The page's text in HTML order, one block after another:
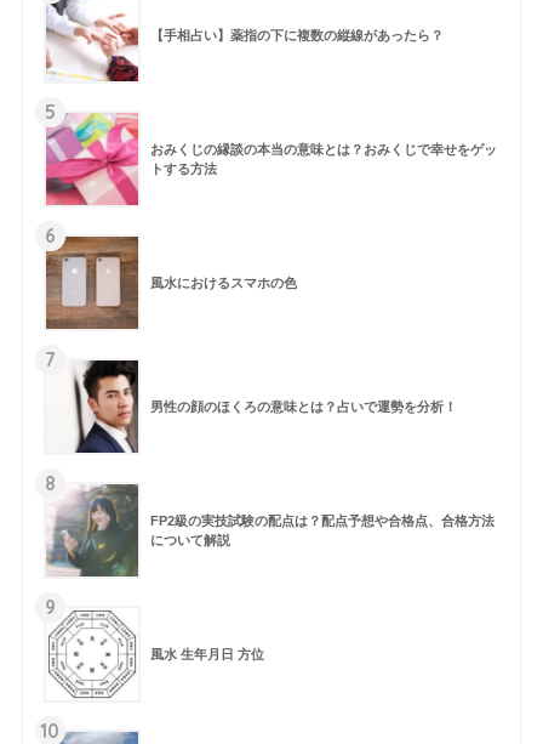
【手相占い】薬指の下に複数の縦線があったら？
5
おみくじの縁談の本当の意味とは？おみくじで幸せをゲッ
トする方法
6
風水におけるスマホの色
7
男性の顔のほくろの意味とは？占いで運勢を分析！
8
FP2級の実技試験の配点は？配点予想や合格点、合格方法
について解説
9
風水 生年月日 方位
10